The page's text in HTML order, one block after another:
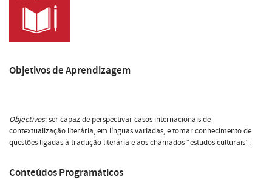
Objetivos de Aprendizagem
Objectivos: ser capaz de perspectivar casos internacionais de
contextualização literária, em línguas variadas, e tomar conhecimento de
questões ligadas à tradução literária e aos chamados “estudos culturais”.
Conteúdos Programáticos